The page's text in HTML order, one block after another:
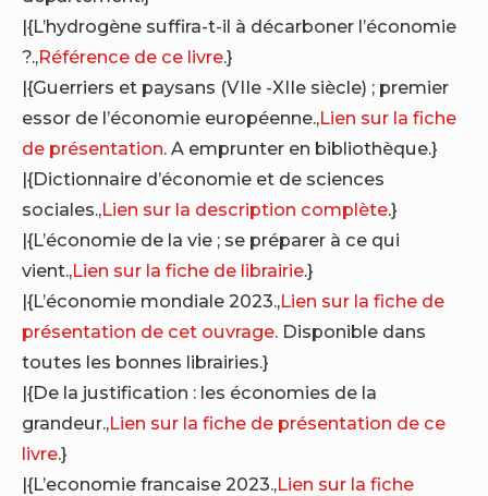
|{L’hydrogène suffira-t-il à décarboner l’économie
?.,Référence de ce livre.}
|{Guerriers et paysans (VIIe -XIIe siècle) ; premier
essor de l’économie européenne.,Lien sur la fiche
de présentation. A emprunter en bibliothèque.}
|{Dictionnaire d’économie et de sciences
sociales.,Lien sur la description complète.}
|{L’économie de la vie ; se préparer à ce qui
vient.,Lien sur la fiche de librairie.}
|{L’économie mondiale 2023.,Lien sur la fiche de
présentation de cet ouvrage. Disponible dans
toutes les bonnes librairies.}
|{De la justification : les économies de la
grandeur.,Lien sur la fiche de présentation de ce
livre.}
|{L’economie francaise 2023.,Lien sur la fiche